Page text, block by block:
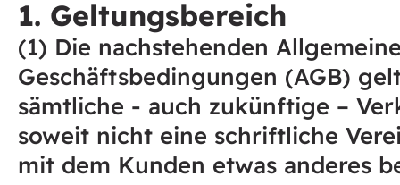
1. Geltungsbereich
(1) Die nachstehenden
Geschäftsbedingungen (AGB)
sämtliche - auch zukünftige –
soweit nicht eine schriftliche
mit dem Kunden etwas anderes